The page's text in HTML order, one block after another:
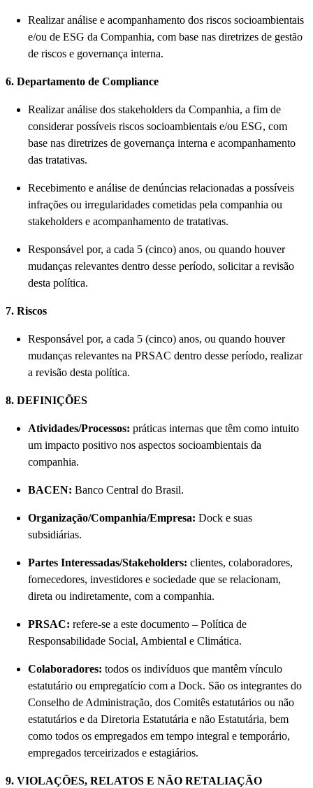
Realizar análise e acompanhamento dos riscos socioambientais
e/ou de ESG da Companhia, com base nas diretrizes de gestão
de riscos e governança interna.
6. Departamento de Compliance
Realizar análise dos stakeholders da Companhia, a fim de
considerar possíveis riscos socioambientais e/ou ESG, com
base nas diretrizes de governança interna e acompanhamento
das tratativas.
Recebimento e análise de denúncias relacionadas a possíveis
infrações ou irregularidades cometidas pela companhia ou
stakeholders e acompanhamento de tratativas.
Responsável por, a cada 5 (cinco) anos, ou quando houver
mudanças relevantes dentro desse período, solicitar a revisão
desta política.
7. Riscos
Responsável por, a cada 5 (cinco) anos, ou quando houver
mudanças relevantes na PRSAC dentro desse período, realizar
a revisão desta política.
8. DEFINIÇÕES
Atividades/Processos: práticas internas que têm como intuito
um impacto positivo nos aspectos socioambientais da
companhia.
BACEN: Banco Central do Brasil.
Organização/Companhia/Empresa: Dock e suas
subsidiárias.
Partes Interessadas/Stakeholders: clientes, colaboradores,
fornecedores, investidores e sociedade que se relacionam,
direta ou indiretamente, com a companhia.
PRSAC: refere-se a este documento – Política de
Responsabilidade Social, Ambiental e Climática.
Colaboradores: todos os indivíduos que mantêm vínculo
estatutário ou empregatício com a Dock. São os integrantes do
Conselho de Administração, dos Comitês estatutários ou não
estatutários e da Diretoria Estatutária e não Estatutária, bem
como todos os empregados em tempo integral e temporário,
empregados terceirizados e estagiários.
9. VIOLAÇÕES, RELATOS E NÃO RETALIAÇÃO